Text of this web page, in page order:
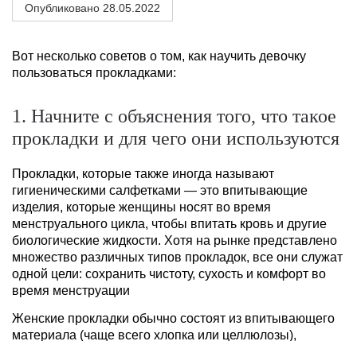
Опубликовано 28.05.2022
Вот несколько советов о том, как научить девочку
пользоваться прокладками:
1. Начните с объяснения того, что такое
прокладки и для чего они используются
Прокладки, которые также иногда называют
гигиеническими салфетками — это впитывающие
изделия, которые женщины носят во время
менструального цикла, чтобы впитать кровь и другие
биологические жидкости. Хотя на рынке представлено
множество различных типов прокладок, все они служат
одной цели: сохранить чистоту, сухость и комфорт во
время менструации
Женские прокладки обычно состоят из впитывающего
материала (чаще всего хлопка или целлюлозы),